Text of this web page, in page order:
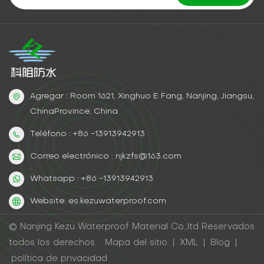
estacionamiento subterráneo de un centro comercial
de baja demanda✔ Sin interrupciones en el negocio✔
$15,000 ahorrados en mano de obra y tiempo de
inactividadConsejos profesionales para obtener
resultados impecablesUsar lechada hidrófoba para
fugas activas.Para grietas finas, elija lechada de
baja viscosidad Para una penetración más
profunda.Utilice siempre equipo de seguridad: ¡la
lechada puede ser pegajosa!
Agregar : Room 1621, Xinghuo E Fang, Nanjing, Jiangsu,
ChinaProvince, China
Teléfono : +86 -13913942913
Correo electrónico : njkzfs@163.com
Whatsapp : +86 -13913942913
Website: es.kezuwaterproof.com
© Nanjing Kezu Waterproof Material Co.,ltd Reservados
todos los derechos .
Mapa del sitio XML Blog
política de privacidad